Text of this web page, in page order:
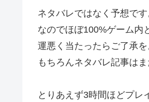
ネタバレではなく予想です
なのでほぼ100%ゲーム内
運悪く当たったらご了承を
もちろんネタバレ記事はま
とりあえず3時間ほどプレ